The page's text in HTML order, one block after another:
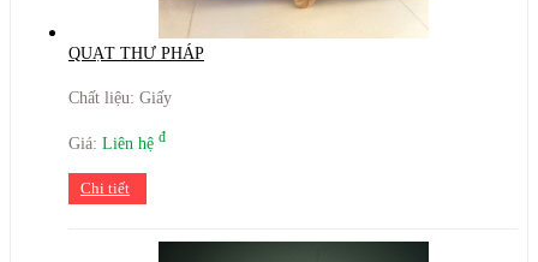
QUẠT THƯ PHÁP
Chất liệu: Giấy
Giá: Liên hệ đ
Chi tiết